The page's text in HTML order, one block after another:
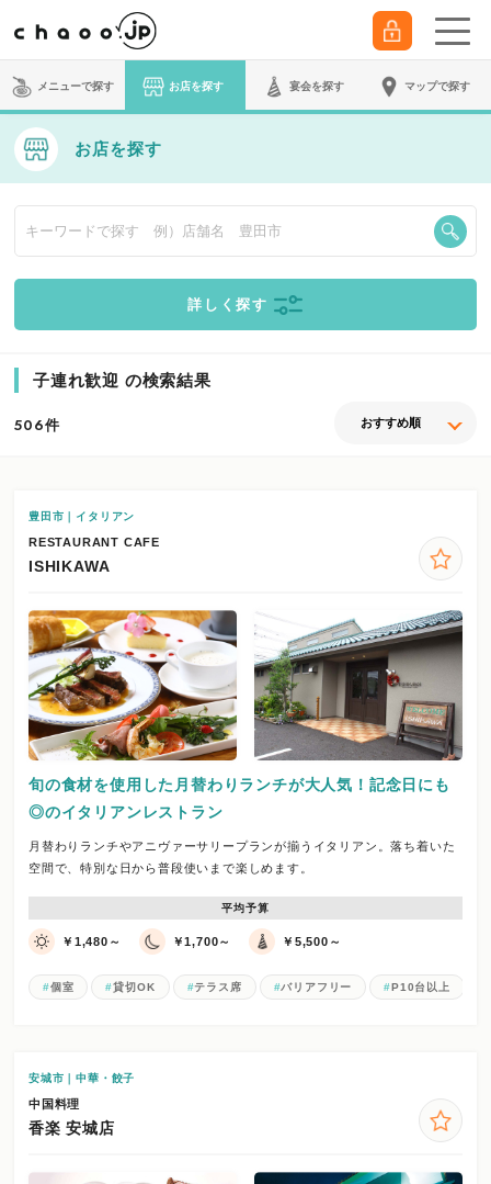
メニューで探す お店を探す 宴会を探す マップで探す
お店を探す
詳しく探す
子連れ歓迎 の検索結果
506件
豊田市｜イタリアン
RESTAURANT CAFE
ISHIKAWA
旬の食材を使用した月替わりランチが大人気！記念日にも
◎のイタリアンレストラン
月替わりランチやアニヴァーサリープランが揃うイタリアン。落ち着いた
空間で、特別な日から普段使いまで楽しめます。
平均予算
￥1,480～ ￥1,700～ ￥5,500～
個室 貸切OK テラス席 バリアフリー P10台以上
安城市｜中華・餃子
中国料理
香楽 安城店